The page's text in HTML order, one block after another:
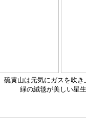
硫黄山は元気にガスを吹き
緑の絨毯が美しい星